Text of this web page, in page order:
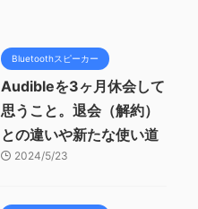
Bluetoothスピーカー
Audibleを3ヶ月休会して
思うこと。退会（解約）
との違いや新たな使い道
2024/5/23